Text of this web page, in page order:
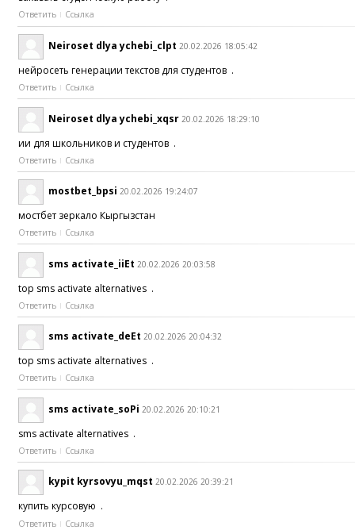
Ответить Ссылка
Neiroset dlya ychebi_clpt 20.02.2026 18:05:42
нейросеть генерации текстов для студентов .
Ответить Ссылка
Neiroset dlya ychebi_xqsr 20.02.2026 18:29:10
ии для школьников и студентов .
Ответить Ссылка
mostbet_bpsi 20.02.2026 19:24:07
мостбет зеркало Кыргызстан
Ответить Ссылка
sms activate_iiEt 20.02.2026 20:03:58
top sms activate alternatives .
Ответить Ссылка
sms activate_deEt 20.02.2026 20:04:32
top sms activate alternatives .
Ответить Ссылка
sms activate_soPi 20.02.2026 20:10:21
sms activate alternatives .
Ответить Ссылка
kypit kyrsovyu_mqst 20.02.2026 20:39:21
купить курсовую .
Ответить Ссылка